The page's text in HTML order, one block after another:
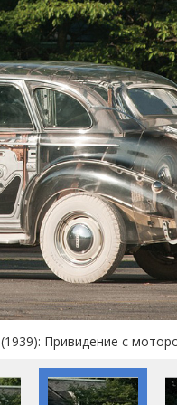
Привидение с